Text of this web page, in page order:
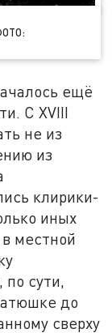
ещё
С XVIII
не из
из
клирики-
иных
местной
сути,
до
сверху